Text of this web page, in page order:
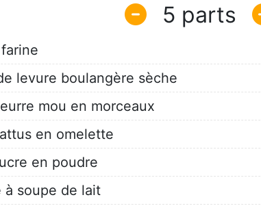
5
levure boulangère sèche
mou en morceaux
en omelette
en poudre
à soupe de lait